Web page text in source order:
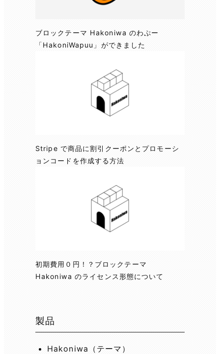
ブロックテーマ Hakoniwa のわぷー
「HakoniWapuu」ができました
Stripe で商品に割引クーポンとプロモーシ
ョンコードを作成する方法
初期費用０円！？ブロックテーマ
Hakoniwa のライセンス形態について
製品
Hakoniwa（テーマ）